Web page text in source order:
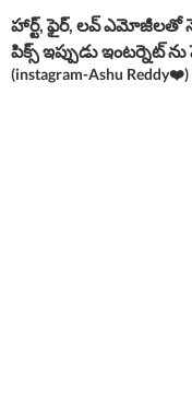
హార్ట్, ఫైర్, లవ్ ఎమోజీలతో
పిక్స్ ఇప్పుడు ఇంటర్నెట్
(instagram-Ashu Reddy❤️)